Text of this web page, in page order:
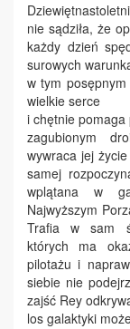
nie sądziła, że
każdy dzień
surowych
w tym
wielkie serce
i chętnie pomaga
zagubionym
wywraca jej
samej
wplątana w
Najwyższym
Trafia w sam
których ma
pilotażu i
siebie nie
zajść Rey
los galaktyki